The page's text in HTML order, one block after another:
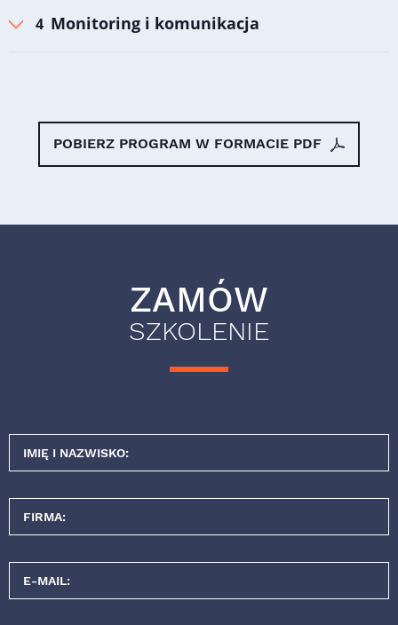
Monitoring i komunikacja
POBIERZ PROGRAM W FORMACIE PDF
ZAMÓW
SZKOLENIE
IMIĘ I NAZWISKO:
FIRMA:
E-MAIL: